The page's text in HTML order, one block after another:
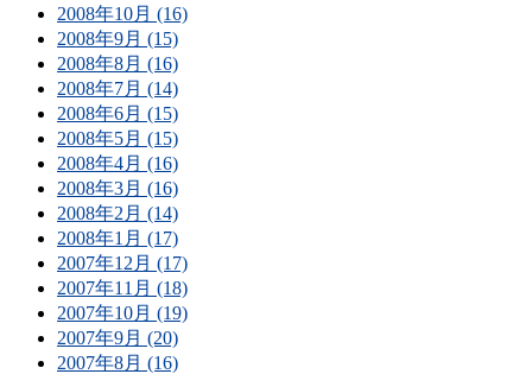
2008年10月 (16)
2008年9月 (15)
2008年8月 (16)
2008年7月 (14)
2008年6月 (15)
2008年5月 (15)
2008年4月 (16)
2008年3月 (16)
2008年2月 (14)
2008年1月 (17)
2007年12月 (17)
2007年11月 (18)
2007年10月 (19)
2007年9月 (20)
2007年8月 (16)